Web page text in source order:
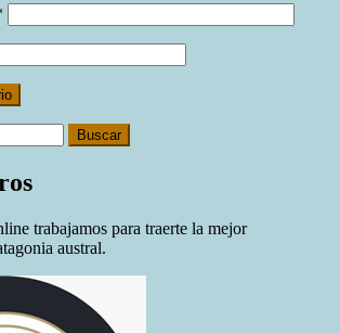
trabajamos para traerte la mejor
austral.